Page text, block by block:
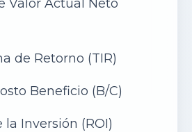
Valor Actual Neto
de Retorno (TIR)
Beneficio (B/C)
la Inversión (ROI)